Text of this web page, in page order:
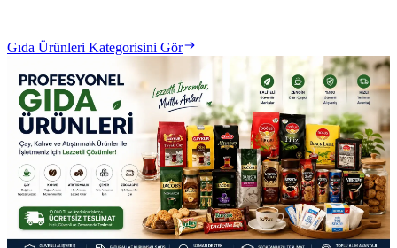
Gıda Ürünleri Kategorisini Gör